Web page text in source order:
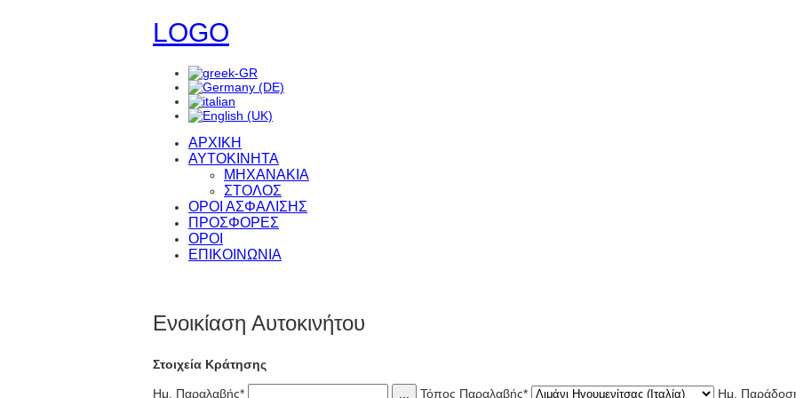
LOGO
ΑΡΧΙΚΗ
ΑΥΤΟΚΙΝΗΤΑ
ΜΗΧΑΝΑΚΙΑ
ΣΤΟΛΟΣ
ΟΡΟΙ ΑΣΦΑΛΙΣΗΣ
ΠΡΟΣΦΟΡΕΣ
ΟΡΟΙ
ΕΠΙΚΟΙΝΩΝΙΑ
Ενοικίαση Αυτοκινήτου
Στοιχεία Κράτησης
Ημ. Παραλαβής* Τόπος Παραλαβής* Ημ.